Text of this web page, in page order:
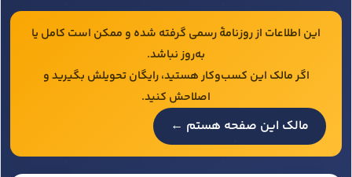
این اطلاعات از روزنامهٔ رسمی گرفته شده و ممکن است کامل یا
به‌روز نباشد.
اگر مالک این کسب‌وکار هستید، رایگان تحویلش بگیرید و
اصلاحش کنید.
مالک این صفحه هستم ←